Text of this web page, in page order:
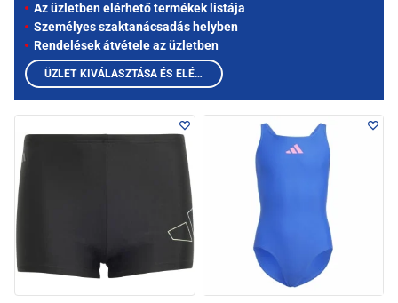
Az üzletben elérhető termékek listája
Személyes szaktanácsadás helyben
Rendelések átvétele az üzletben
ÜZLET KIVÁLASZTÁSA ÉS ELÉRHETŐ TERMÉKEK MEGTEKINTÉSE